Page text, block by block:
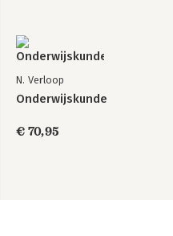
N. Verloop
Onderwijskunde
€ 70,95